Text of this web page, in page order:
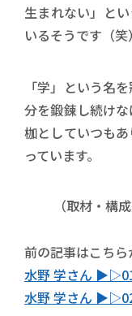
生まれない」と
いるそうです（笑
「学」という名
分を鍛錬し続け
枷としていつも
っています。
（取材・構
前の記事はこち
水野 学さん
水野 学さん